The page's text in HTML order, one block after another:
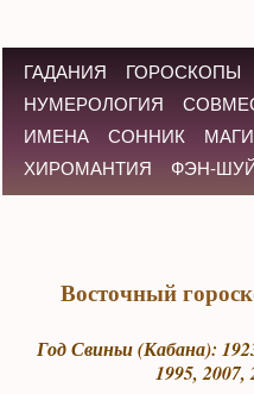
ГАДАНИЯ ГОРОСКОПЫ
НУМЕРОЛОГИЯ
ИМЕНА
СОННИК
ХИРОМАНТИЯ
ФЭН-
Восточный
Год Свиньи (Кабана):
1995, 2007,